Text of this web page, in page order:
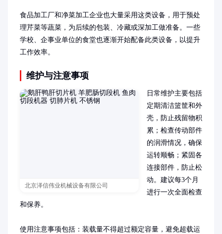
食品加工厂和净菜加工企业也大量采用这类设备，用于预处
理芹菜等蔬菜，为后续的包装、冷藏或深加工做准备。一些
学校、企事业单位的食堂也逐渐开始配备此类设备，以提升
工作效率。
维护与注意事项
北京泽信伟业机械设备有限公司
日常维护主要包括
定期清洁篮筐和外
壳，防止残留物积
累；检查传动部件
的润滑情况，确保
运转顺畅；紧固各
连接部件，防止松
动。建议每3个月
进行一次全面检查
和保养。
使用注意事项包括：装载量不得超过额定容量，避免超载运